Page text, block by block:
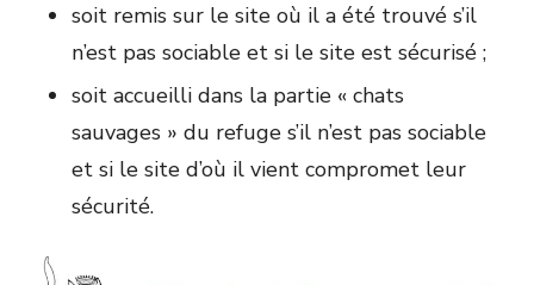
soit remis sur le site où il a été trouvé s’il
n’est pas sociable et si le site est sécurisé ;
soit accueilli dans la partie « chats
sauvages » du refuge s’il n’est pas sociable
et si le site d’où il vient compromet leur
sécurité.